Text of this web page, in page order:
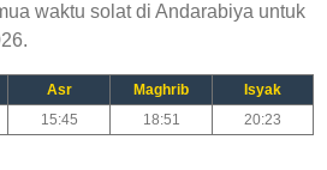
waktu solat di Andarabiya untuk
Asr Maghrib
Isyak
15:45 18:51 20:23